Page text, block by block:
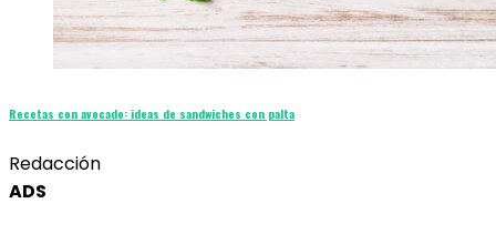
Recetas con avocado: ideas de sandwiches con palta
Redacción
ADS